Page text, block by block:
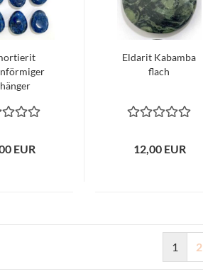
EUR
Eldarit Kabamba
flach
12,00 EUR
1 2